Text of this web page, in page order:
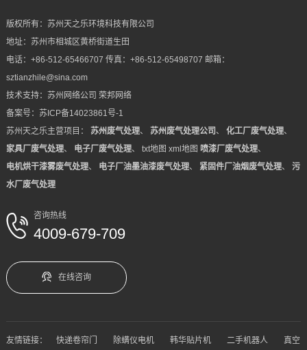
版权所有：苏州天之乐环境科技有限公司
地址：苏州市相城区黄桥街道生田
电话：+86-512-65466707 传真：+86-512-65498707 邮箱：
sztianzhile@sina.com
技术支持： 苏州网络公司 荣邦网络
备案号： 苏ICP备14023861号-1
苏州天之乐主营项目： 苏州废气处理、 苏州废气处理公司 、 化工厂废气处理、
家具厂废气处理、 电子厂废气处理、 txt地图 xml地图 喷漆厂废气处理、
电机烘干漆雾废气处理、 电子厂油墨油漆废气处理、 紧固件厂油烟废气处理、 污
水厂废气处理
咨询热线
4009-679-709
在线咨询
友情链接： 快递卷帘门 除螨仪电机 韩华贴片机 二手机器人 真空